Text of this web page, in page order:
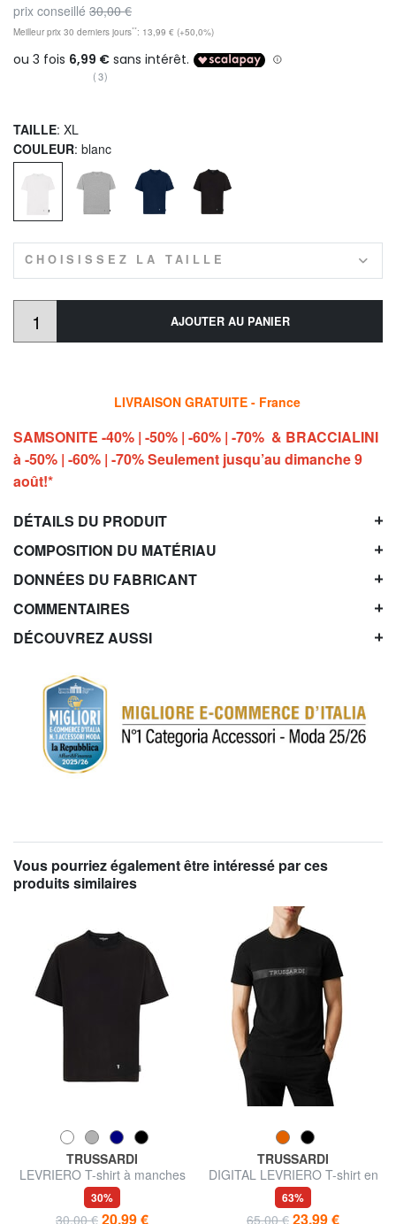
prix conseillé 30,00 €
Meilleur prix 30 derniers jours**: 13,99 € (+50,0%)
(3)
TAILLE: XL
COULEUR: blanc
CHOISISSEZ LA TAILLE
AJOUTER AU PANIER
LIVRAISON GRATUITE - France
SAMSONITE -40% | -50% | -60% | -70% & BRACCIALINI
à -50% | -60% | -70% Seulement jusqu’au dimanche 9
août!*
DÉTAILS DU PRODUIT
COMPOSITION DU MATÉRIAU
DONNÉES DU FABRICANT
COMMENTAIRES
DÉCOUVREZ AUSSI
Vous pourriez également être intéressé par ces
produits similaires
TRUSSARDI
LEVRIERO T-shirt à manches
courtes
30%
30,00 € 20,99 €
TRUSSARDI
DIGITAL LEVRIERO T-shirt en
coton à manches courtes
63%
65,00 € 23,99 €